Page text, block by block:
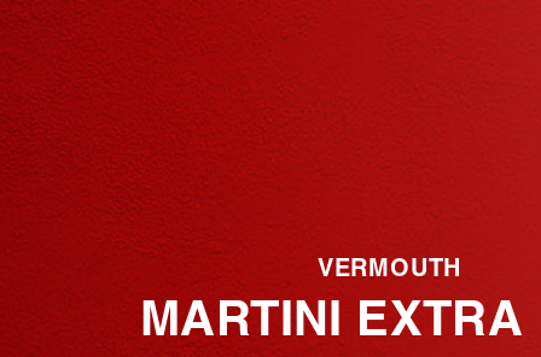
VERMOUTH
MARTINI EXTRA